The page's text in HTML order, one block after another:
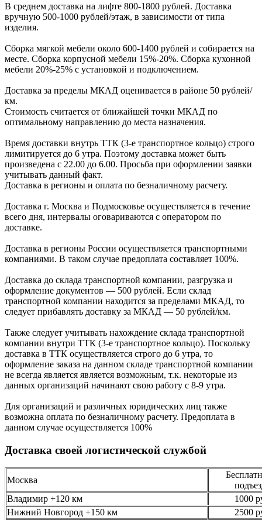
В cреднем доcтавка на лифте 800-1800 рублей. Доcтавка
вручную 500-1000 рублей/этаж, в завиcимоcти от типа
изделия.
Сборка мягкой мебели около 600-1400 рублей и собирается на
месте. Сборка корпусной мебели 15%-20%. Сборка кухонной
мебели 20%-25% с установкой и подключением.
Доставка за пределы МКАД оценивается в районе 50 рублей/
км.
Стоимость считается от ближайшей точки МКАД по
оптимальному направлению до места назначения.
Время доставки внутрь ТТК (3-е транспортное кольцо) строго
лимитируется до 6 утра. Поэтому доставка может быть
произведена с 22.00 до 6.00. Просьба при оформлении заявки
учитывать данный факт.
Доставка в регионы и оплата по безналичному расчету.
Доставка г. Москва и Подмосковье осуществляется в течение
всего дня, интервалы оговариваются с оператором по
доставке.
Доcтавка в регионы России осуществляется транспортными
компаниями. В таком случае предоплата составляет 100%.
Доставка до склада транспортной компании, разгрузка и
оформление документов — 500 рублей. Если склад
транспортной компании находится за пределами МКАД, то
следует прибавлять доставку за МКАД — 50 рублей/км.
Также следует учитывать нахождение склада транспортной
компании внутри ТТК (3-е транспортное кольцо). Поскольку
доставка в ТТК осуществляется строго до 6 утра, то
оформление заказа на данном складе транспортной компании
не всегда является является возможным, т.к. некоторые из
данных организаций начинают свою работу с 8-9 утра.
Для организаций и различных юридических лиц также
возможна оплата по безналичному расчету. Предоплата в
данном случае осуществляется 100%
Доставка своей логистической службой
Москва
Владимир +120 км
1000
Нижний Новгород +150 км
2500